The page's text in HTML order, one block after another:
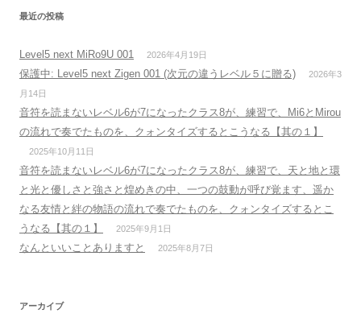
最近の投稿
Level5 next MiRo9U 001 2026年4月19日
保護中: Level5 next Zigen 001 (次元の違うレベル５に贈る)
2026年3
月14日
音符を読まないレベル6が7になったクラス8が、練習で、Mi6とMirou
の流れで奏でたものを、クォンタイズするとこうなる【其の１】
2025年10月11日
音符を読まないレベル6が7になったクラス8が、練習で、天と地と環
と光と優しさと強さと煌めきの中、一つの鼓動が呼び覚ます、遥か
なる友情と絆の物語の流れで奏でたものを、クォンタイズするとこ
うなる【其の１】
2025年9月1日
なんといいことありますと 2025年8月7日
アーカイブ